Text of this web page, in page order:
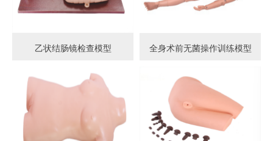
乙状结肠镜检查模型 全身术前无菌操作训练模型